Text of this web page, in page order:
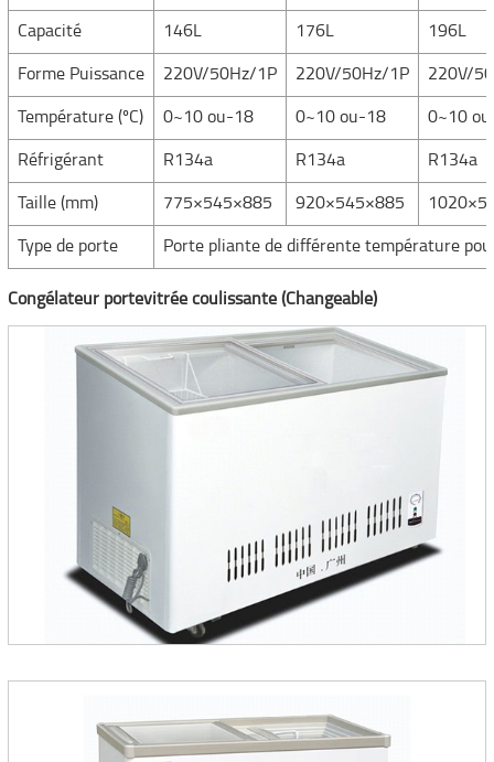
Capacité 146L 176L 196L
Forme Puissance 220V/50Hz/1P 220V/50Hz/1P 220V/
Température (ºC) 0~10 ou-18 0~10 ou-18 0~10
Réfrigérant R134a R134a R134a
Taille (mm) 775×545×885 920×545×885
Type de porte Porte pliante de différente température
Congélateur portevitrée coulissante (Changeable)